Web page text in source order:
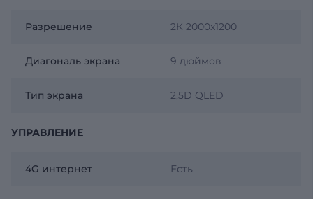
Разрешение 2К 2000x1200
Диагональ экрана 9 дюймов
Тип экрана 2,5D QLED
УПРАВЛЕНИЕ
4G интернет Есть